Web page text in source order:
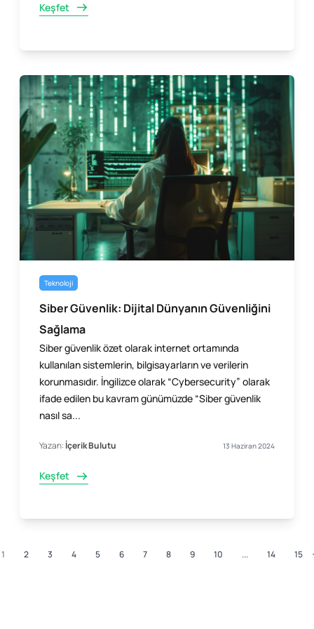
Keşfet
Teknoloji
Siber Güvenlik: Dijital Dünyanın Güvenliğini
Sağlama
Siber güvenlik özet olarak internet ortamında
kullanılan sistemlerin, bilgisayarların ve verilerin
korunmasıdır. İngilizce olarak “Cybersecurity” olarak
ifade edilen bu kavram günümüzde “Siber güvenlik
nasıl sa...
Yazan:İçerik Bulutu 13 Haziran 2024
Keşfet
1 2 3 4 5 6 7 8 9 10 ... 14 15